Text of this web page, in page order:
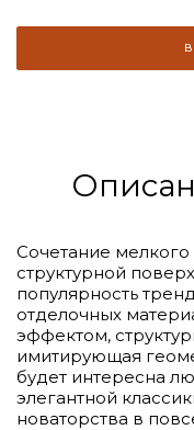
Сочетание
структурной
популярность
отделочных
эффектом,
имитирующая
будет интересна
элегантной
новаторства в